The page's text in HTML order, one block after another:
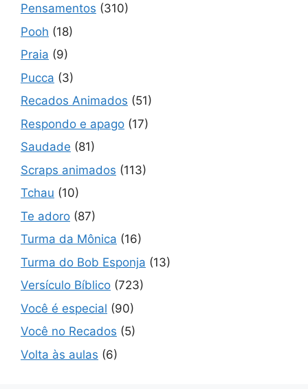
Pensamentos (310)
Pooh (18)
Praia (9)
Pucca (3)
Recados Animados (51)
Respondo e apago (17)
Saudade (81)
Scraps animados (113)
Tchau (10)
Te adoro (87)
Turma da Mônica (16)
Turma do Bob Esponja (13)
Versículo Bíblico (723)
Você é especial (90)
Você no Recados (5)
Volta às aulas (6)